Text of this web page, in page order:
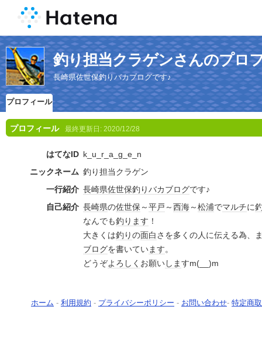
釣り担当クラゲンさんのプロ
長崎県佐世保釣りバカブログです♪
プロフィール
プロフィール 最終更新日: 2020/12/28
はてなID k_u_r_a_g_e_n
ニックネーム 釣り担当クラゲン
一行紹介 長崎県佐世保釣りバカブログです♪
自己紹介 長崎県の佐世保～平戸 ～西海～松浦でマルチに
なんでも釣り ます ！
大きくは釣りの面白さを多くの人に伝える為、
ブログを書いています。
どうぞよろしく お願いしますm(__)m
ホーム - 利用規約 - プライバシーポリシー - お問い合わせ- 特定商